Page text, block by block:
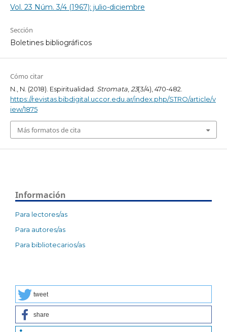
Vol. 23 Núm. 3/4 (1967): julio-diciembre
Sección
Boletines bibliográficos
Cómo citar
N., N. (2018). Espiritualidad. Stromata,23(3/4), 470-482.
https://revistas.bibdigital.uccor.edu.ar/index.php/STRO/article/v
iew/1875
Más formatos de cita
Información
Para lectores/as
Para autores/as
Para bibliotecarios/as
tweet
share